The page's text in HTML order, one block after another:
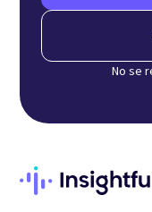
No se